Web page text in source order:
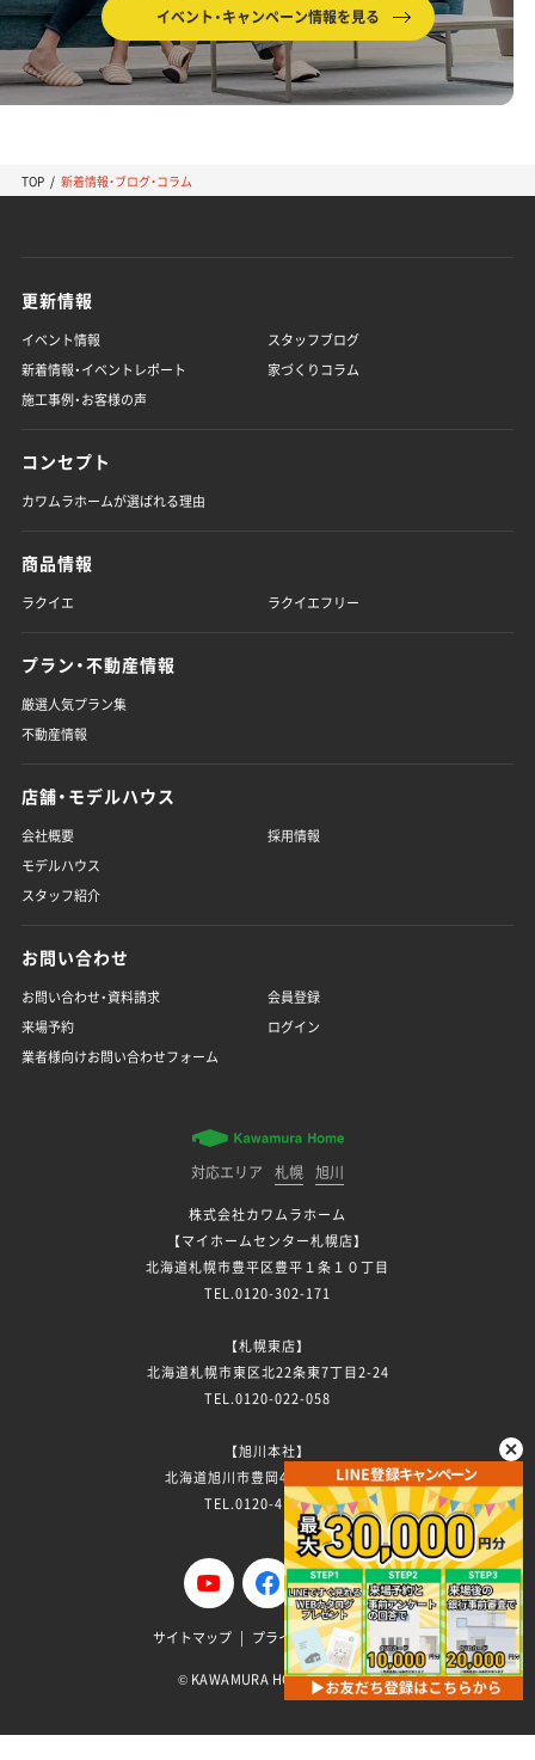
TOP 新着情報・ブログ・コラム
イベント・キャンペーン情報を見る
更新情報
イベント情報
新着情報・イベントレポート
施工事例・お客様の声
スタッフブログ
家づくりコラム
コンセプト
カワムラホームが選ばれる理由
商品情報
ラクイエ ラクイエフリー
プラン・不動産情報
厳選人気プラン集
不動産情報
店舗・モデルハウス
会社概要
モデルハウス
スタッフ紹介
採用情報
お問い合わせ
お問い合わせ・資料請求
来場予約
業者様向けお問い合わせフォーム
会員登録
ログイン
対応エリア 札幌 旭川
株式会社カワムラホーム
【マイホームセンター札幌店】
北海道札幌市豊平区豊平１条１０丁目
TEL.0120-302-171
【札幌東店】
北海道札幌市東区北22条東7丁目2-24
TEL.0120-022-058
【旭川本社】
北海道旭川市豊岡4条3丁目7-13
TEL.0120-411-296
サイトマップ プライバシーポリシー
© KAWAMURA HOME Co.Ltd